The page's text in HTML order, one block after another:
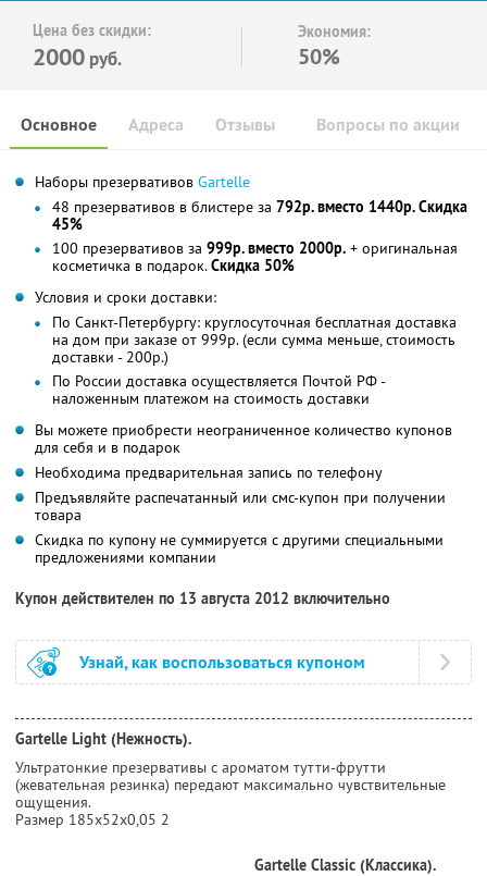
Цена без скидки:
2000 руб.
Экономия:
50%
Основное Отзывы Вопросы по акции
Адреса
Наборы презервативов Gartelle
48 презервативов в блистере за 792р. вместо 1440р. Скидка
45%
100 презервативов за 999р. вместо 2000р. + оригинальная
косметичка в подарок.Скидка 50%
Условия и сроки доставки:
По Санкт-Петербургу: круглосуточная бесплатная доставка
на дом при заказе от 999р. (если сумма меньше, стоимость
доставки - 200р.)
По России доставка осуществляется Почтой РФ -
наложенным платежом на стоимость доставки
Вы можете приобрести неограниченное количество купонов
для себя и в подарок
Необходима предварительная запись по телефону
Предъявляйте распечатанный или смс-купон при получении
товара
Скидка по купону не суммируется с другими специальными
предложениями компании
Купон действителен по 13 августа 2012 включительно
Узнай, как воспользоваться купоном
Gartelle Light (Нежность).
Ультратонкие презервативы с ароматом тутти-фрутти
(жевательная резинка) передают максимально чувствительные
ощущения.
Размер 185х52х0,05 2
Gartelle Classic (Классика).